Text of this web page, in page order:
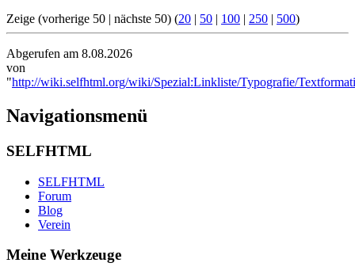
Zeige (vorherige 50 | nächste 50) (20 | 50 | 100 | 250 | 500)
Abgerufen am 8.08.2026
von
"http://wiki.selfhtml.org/wiki/Spezial:Linkliste/Typografie/
Navigationsmenü
SELFHTML
SELFHTML
Forum
Blog
Verein
Meine Werkzeuge